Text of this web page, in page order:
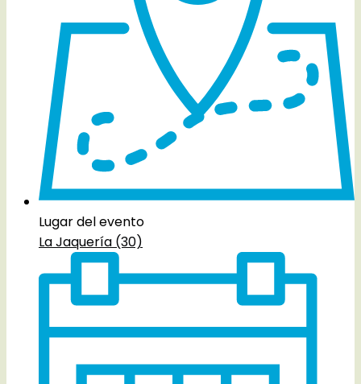
Lugar del evento
La Jaquería (30)